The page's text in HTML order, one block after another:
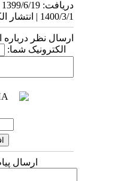
1400/3/1 | انتشار الکترونیک: 1400/3/1
ارسال نظر درباره
الکترونیک شما:
ارسال